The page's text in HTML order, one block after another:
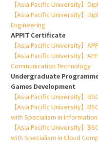
【Asia Pacific University】
【Asia Pacific University】
Engineering
APPIT Certificate
【Asia Pacific University】
【Asia Pacific University】
Communication Technology
Undergraduate
Games Development
【Asia Pacific University】
【Asia Pacific University】
with Specialism in
【Asia Pacific University】
with Specialism in Cloud